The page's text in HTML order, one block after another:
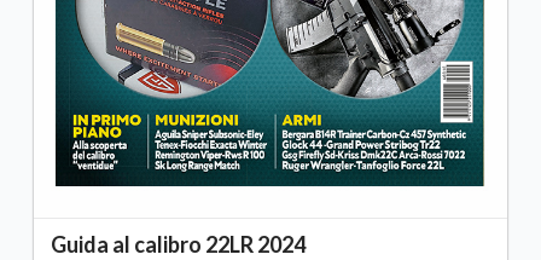
Guida al calibro 22LR 2024